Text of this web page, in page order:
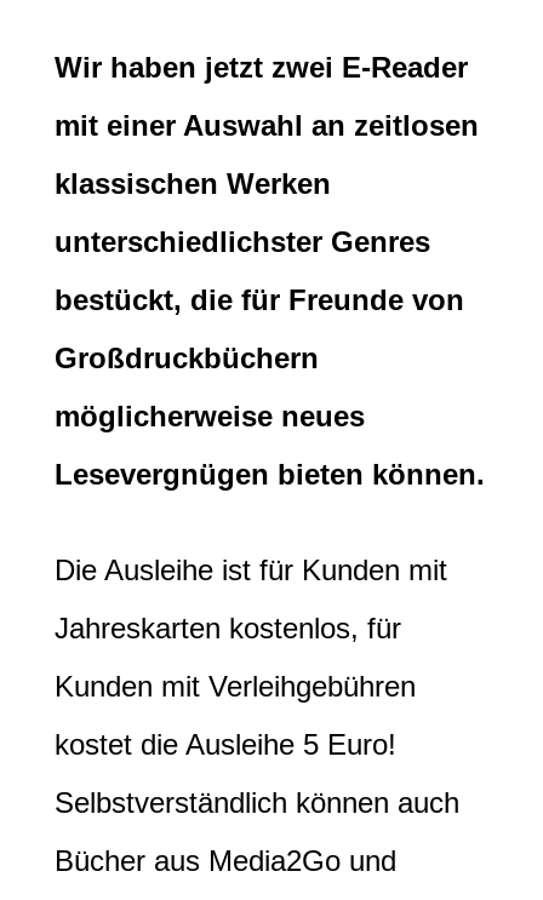
Wir haben jetzt zwei E-Reader
mit einer Auswahl an zeitlosen
klassischen Werken
unterschiedlichster Genres
bestückt, die für Freunde von
Großdruckbüchern
möglicherweise neues
Lesevergnügen bieten können.
Die Ausleihe ist für Kunden mit
Jahreskarten kostenlos, für
Kunden mit Verleihgebühren
kostet die Ausleihe 5 Euro!
Selbstverständlich können auch
Bücher aus Media2Go und